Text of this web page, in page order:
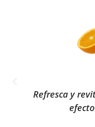
Refresca y